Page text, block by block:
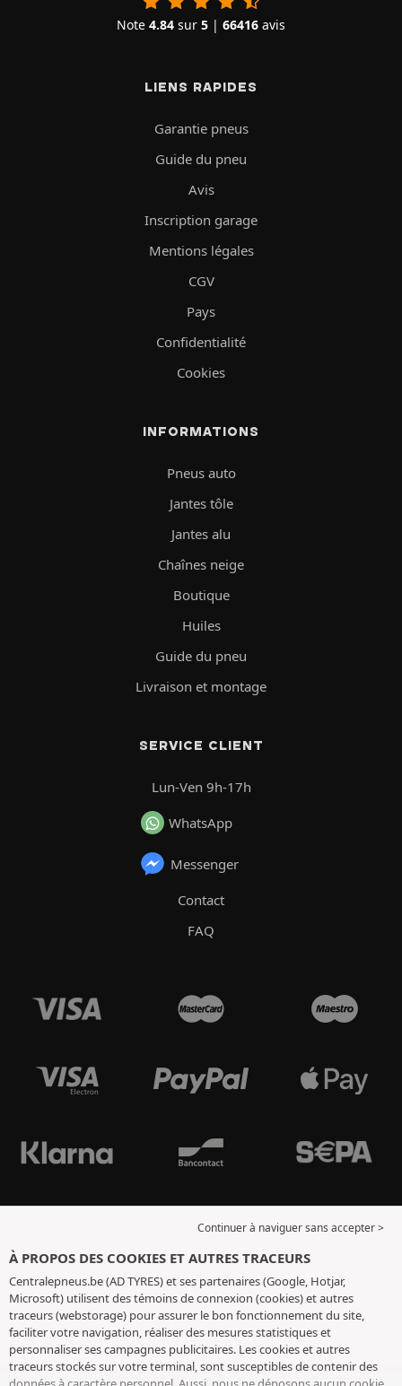
Note 4.84 sur 5 | 66416 avis
LIENS RAPIDES
Garantie pneus
Guide du pneu
Avis
Inscription garage
Mentions légales
CGV
Pays
Confidentialité
Cookies
INFORMATIONS
Pneus auto
Jantes tôle
Jantes alu
Chaînes neige
Boutique
Huiles
Guide du pneu
Livraison et montage
SERVICE CLIENT
Lun-Ven 9h-17h
WhatsApp
Messenger
Contact
FAQ
Continuer à naviguer sans accepter >
À PROPOS DES COOKIES ET AUTRES TRACEURS
Centralepneus.be (AD TYRES) et ses partenaires (Google, Hotjar,
Microsoft) utilisent des témoins de connexion (cookies) et autres
traceurs (webstorage) pour assurer le bon fonctionnement du site,
faciliter votre navigation, réaliser des mesures statistiques et
personnaliser ses campagnes publicitaires. Les cookies et autres
traceurs stockés sur votre terminal, sont susceptibles de contenir des